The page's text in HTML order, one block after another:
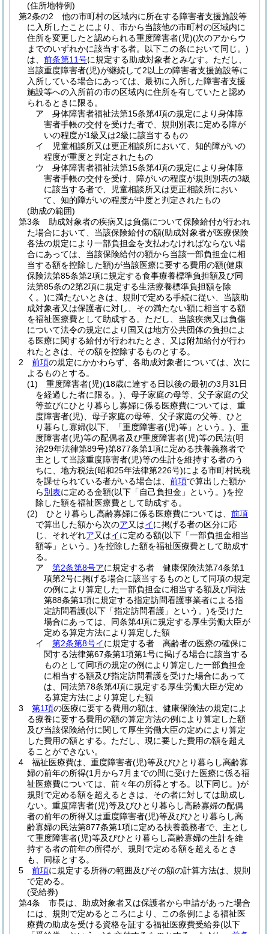
(住所地特例)
第2条の2
他の市町村の区域内に所在する障害者支援施設等
に入所したことにより、市から当該他の市町村の区域内に
住所を変更したと認められる重度障害者(児)(次のアからウ
までのいずれかに該当する者。以下この条において同じ。)
は、 前条第11号に規定する助成対象者とみなす。 ただし、
当該重度障害者(児)が継続して2以上の障害者支援施設等に
入所している場合にあっては、最初に入所した障害者支援
施設等への入所前の市の区域内に住所を有していたと認め
られるときに限る。
ア 身体障害者福祉法第15条第4項の規定により身体障
害者手帳の交付を受けた者で、規則別表に定める障が
いの程度が1級又は2級に該当するもの
イ 児童相談所又は更正相談所において、知的障がいの
程度が重度と判定されたもの
ウ 身体障害者福祉法第15条第4項の規定により身体障
害者手帳の交付を受け、障がいの程度が規則別表の3級
に該当する者で、児童相談所又は更正相談所におい
て、知的障がいの程度が中度と判定されたもの
(助成の範囲)
第3条
助成対象者の疾病又は負傷について保険給付が行われ
た場合において、当該保険給付の額(助成対象者が医療保険
各法の規定により一部負担金を支払わなければならない場
合にあっては、当該保険給付の額から当該一部負担金に相
当する額を控除した額)が当該医療に要する費用の額(健康
保険法第85条第2項に規定する食事療養標準負担額及び同
法第85条の2第2項に規定する生活療養標準負担額を除
く。)に満たないときは、規則で定める手続に従い、当該助
成対象者又は保護者に対し、その満たない額に相当する額
を福祉医療費として助成する。 ただし、当該疾病又は負傷
について法令の規定により国又は地方公共団体の負担によ
る医療に関する給付が行われたとき、又は附加給付が行わ
れたときは、その額を控除するものとする。
2
前項の規定にかかわらず、各助成対象者については、次に
よるものとする。
(1)
重度障害者(児)(18歳に達する日以後の最初の3月31日
を経過した者に限る。) 、母子家庭の母等、父子家庭の父
等並びにひとり暮らし寡婦に係る医療費については、重
度障害者(児) 、母子家庭の母等、父子家庭の父等、ひと
り暮らし寡婦(以下、「重度障害者(児)等」という。) 、重
度障害者(児)等の配偶者及び重度障害者(児)等の民法(明
治29年法律第89号)第877条第1項に定める扶養義務者で
主として当該重度障害者(児)等の生計を維持する者のう
ちに、地方税法(昭和25年法律第226号)による市町村民税
を課せられている者がいる場合は、 前項で算出した額か
ら別表に定める金額(以下「自己負担金」という。)を控
除した額を福祉医療費として助成する。
(2)
ひとり暮らし高齢寡婦に係る医療費については、 前項
で算出した額から次のア又はイに掲げる者の区分に応
じ、それぞれア又はイに定める額(以下「一部負担金相当
額等」という。)を控除した額を福祉医療費として助成す
る。
ア
第2条第8号アに規定する者 健康保険法第74条第1
項第2号に掲げる場合に該当するものとして同項の規定
の例により算定した一部負担金に相当する額及び同法
第88条第1項に規定する指定訪問看護事業者による指
定訪問看護(以下「指定訪問看護」という。)を受けた
場合にあっては、同条第4項に規定する厚生労働大臣が
定める算定方法により算定した額
イ
第2条第8号イに規定する者 高齢者の医療の確保に
関する法律第67条第1項第1号に掲げる場合に該当する
ものとして同項の規定の例により算定した一部負担金
に相当する額及び指定訪問看護を受けた場合にあって
は、同法第78条第4項に規定する厚生労働大臣が定め
る算定方法により算定した額
3
第1項の医療に要する費用の額は、健康保険法の規定によ
る療養に要する費用の額の算定方法の例により算定した額
及び当該保険給付に関して厚生労働大臣の定めにより算定
した費用の額とする。 ただし、現に要した費用の額を超え
ることができない。
4
福祉医療費は、重度障害者(児)等及びひとり暮らし高齢寡
婦の前年の所得(1月から7月までの間に受けた医療に係る福
祉医療費については、前々年の所得とする。以下同じ。)が
規則で定める額を超えるときは、その者に対しては助成し
ない。 重度障害者(児)等及びひとり暮らし高齢寡婦の配偶
者の前年の所得又は重度障害者(児)等及びひとり暮らし高
齢寡婦の民法第877条第1項に定める扶養義務者で、主とし
て重度障害者(児)等及びひとり暮らし高齢寡婦の生計を維
持する者の前年の所得が、規則で定める額を超えるとき
も、同様とする。
5
前項に規定する所得の範囲及びその額の計算方法は、規則
で定める。
(受給券)
第4条
市長は、助成対象者又は保護者から申請があった場合
には、規則で定めるところにより、この条例による福祉医
療費の助成を受ける資格を証する福祉医療費受給券(以下